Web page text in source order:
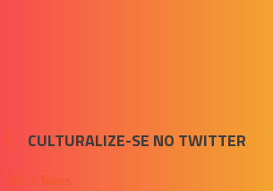
CULTURALIZE-SE NO TWITTER
Meus Tuítes